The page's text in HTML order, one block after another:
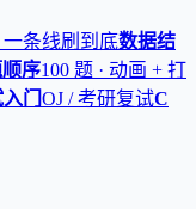
一条线刷到底数据结
序100 题 · 动画 + 打
门 OJ / 考研复试C